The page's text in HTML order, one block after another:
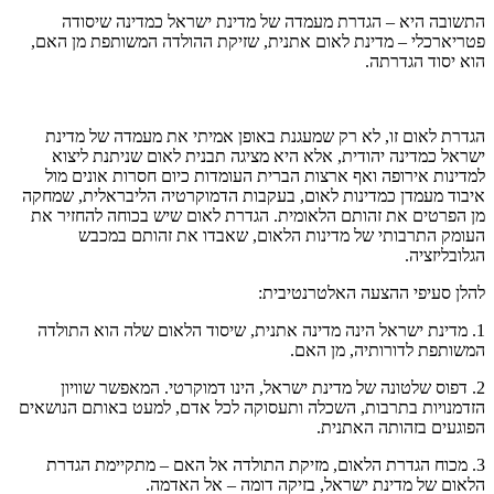
התשובה היא – הגדרת מעמדה של מדינת ישראל כמדינה שיסודה
פטריארכלי – מדינת לאום אתנית, שזיקת ההולדה המשותפת מן האם,
הוא יסוד הגדרתה.
הגדרת לאום זו, לא רק שמעגנת באופן אמיתי את מעמדה של מדינת
ישראל כמדינה יהודית, אלא היא מציגה תבנית לאום שניתנת ליצוא
למדינות אירופה ואף ארצות הברית העומדות כיום חסרות אונים מול
איבוד מעמדן כמדינות לאום, בעקבות הדמוקרטיה הליבראלית, שמחקה
מן הפרטים את זהותם הלאומית. הגדרת לאום שיש בכוחה להחזיר את
העומק התרבותי של מדינות הלאום, שאבדו את זהותם במכבש
הגלובליזציה.
להלן סעיפי ההצעה האלטרנטיבית:
1. מדינת ישראל הינה מדינה אתנית, שיסוד הלאום שלה הוא התולדה
המשותפת לדורותיה, מן האם.
2. דפוס שלטונה של מדינת ישראל, הינו דמוקרטי. המאפשר שוויון
הזדמנויות בתרבות, השכלה ותעסוקה לכל אדם, למעט באותם הנושאים
הפוגעים בזהותה האתנית.
3. מכוח הגדרת הלאום, מזיקת התולדה אל האם – מתקיימת הגדרת
הלאום של מדינת ישראל, בזיקה דומה – אל האדמה.